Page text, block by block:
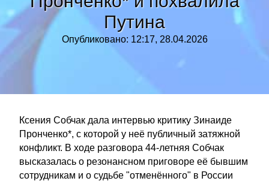
Путина
Опубликовано: 12:17, 28.04.2026
Ксения Собчак дала интервью критику Зинаиде
Пронченко*, с которой у неё публичный затяжной
конфликт. В ходе разговора 44-летняя Собчак
высказалась о резонансном приговоре её бывшим
сотрудникам и о судьбе "отменённого" в России
Контакт »